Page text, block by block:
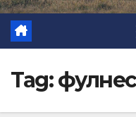
Tag:фулнес